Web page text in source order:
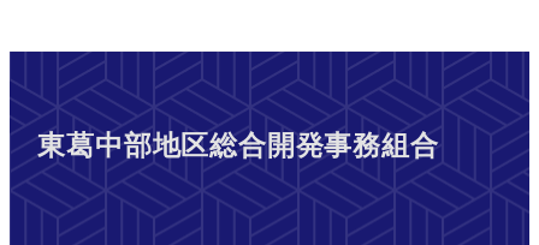
東葛中部地区総合開発事務組合